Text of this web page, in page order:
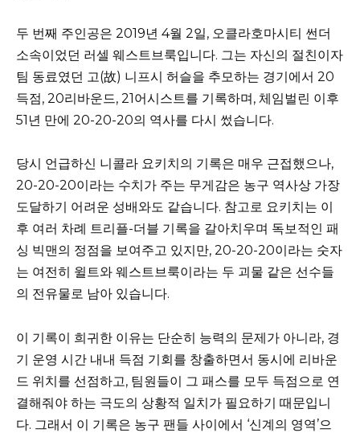
두 번째 주인공은 2019년 4월 2일, 오클라호마시티 썬더
소속이었던 러셀 웨스트브룩입니다. 그는 자신의 절친이자
팀 동료였던 고(故) 니프시 허슬을 추모하는 경기에서 20
득점, 20리바운드, 21어시스트를 기록하며, 체임벌린 이후
51년 만에 20-20-20의 역사를 다시 썼습니다.
당시 언급하신 니콜라 요키치의 기록은 매우 근접했으나,
20-20-20이라는 수치가 주는 무게감은 농구 역사상 가장
도달하기 어려운 성배와도 같습니다. 참고로 요키치는 이
후 여러 차례 트리플-더블 기록을 갈아치우며 독보적인 패
싱 빅맨의 정점을 보여주고 있지만, 20-20-20이라는 숫자
는 여전히 윌트와 웨스트브룩이라는 두 괴물 같은 선수들
의 전유물로 남아 있습니다.
이 기록이 희귀한 이유는 단순히 능력의 문제가 아니라, 경
기 운영 시간 내내 득점 기회를 창출하면서 동시에 리바운
드 위치를 선점하고, 팀원들이 그 패스를 모두 득점으로 연
결해줘야 하는 극도의 상황적 일치가 필요하기 때문입니
다. 그래서 이 기록은 농구 팬들 사이에서 ‘신계의 영역’으